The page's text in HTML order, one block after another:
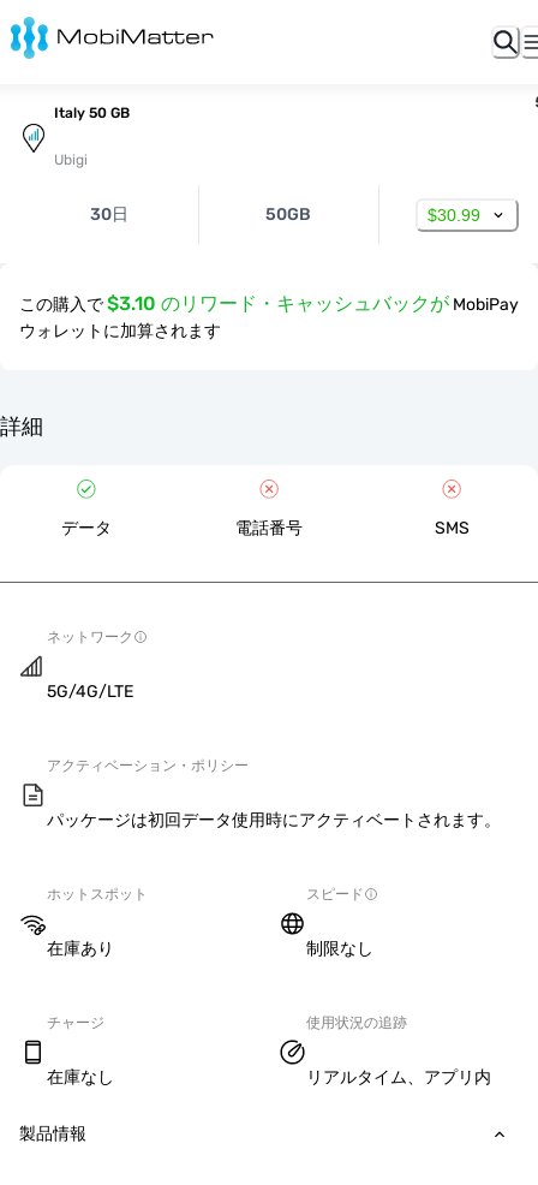
Italy 50 GB
Ubigi
30日 50GB $30.99
この購入で$3.10 のリワード・キャッシュバックが MobiPay
ウォレットに加算されます
詳細
データ 電話番号 SMS
ネットワーク
5G/4G/LTE
アクティベーション・ポリシー
パッケージは初回データ使用時にアクティベートされます。
ホットスポット
在庫あり
スピード
制限なし
チャージ
在庫なし
使用状況の追跡
リアルタイム、アプリ内
製品情報